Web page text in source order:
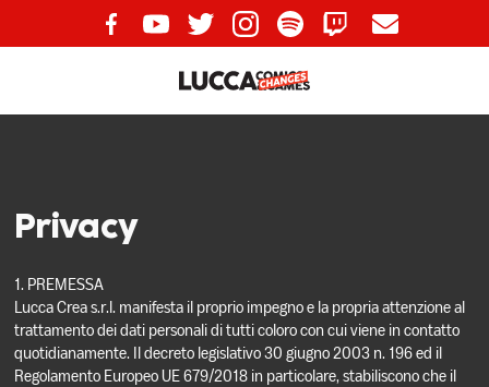
Privacy
1. PREMESSA
Lucca Crea s.r.l. manifesta il proprio impegno e la propria attenzione al
trattamento dei dati personali di tutti coloro con cui viene in contatto
quotidianamente. Il decreto legislativo 30 giugno 2003 n. 196 ed il
Regolamento Europeo UE 679/2018 in particolare, stabiliscono che il